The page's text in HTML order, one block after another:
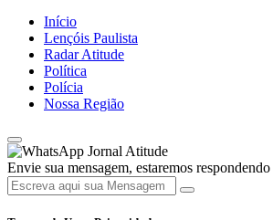
Início
Lençóis Paulista
Radar Atitude
Política
Polícia
Nossa Região
Jornal Atitude
Envie sua mensagem, estaremos